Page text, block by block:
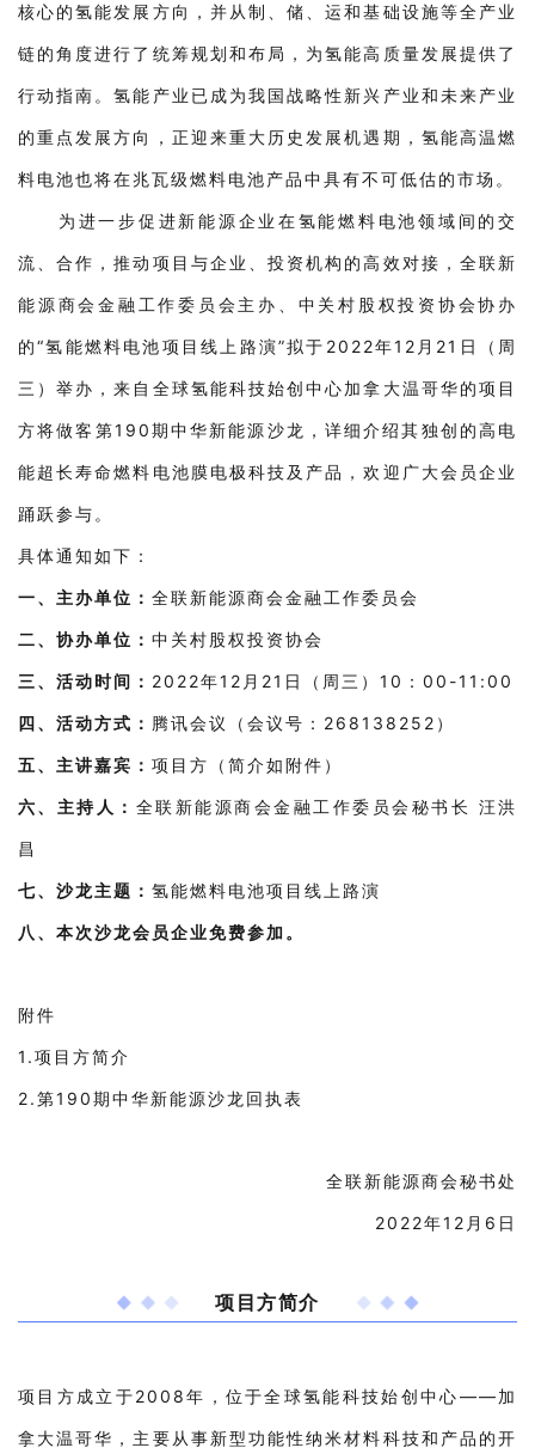
核心的氢能发展方向，并从制、储、运和基础设施等全产业
链的角度进行了统筹规划和布局，为氢能高质量发展提供了
行动指南。氢能产业已成为我国战略性新兴产业和未来产业
的重点发展方向，正迎来重大历史发展机遇期，氢能高温燃
料电池也将在兆瓦级燃料电池产品中具有不可低估的市场。
为进一步促进新能源企业在氢能燃料电池领域间的交
流、合作，推动项目与企业、投资机构的高效对接，全联新
能源商会金融工作委员会主办、中关村股权投资协会协办
的“氢能燃料电池项目线上路演”拟于2022年12月21日（周
三）举办，来自全球氢能科技始创中心加拿大温哥华的项目
方将做客第190期中华新能源沙龙，详细介绍其独创的高电
能超长寿命燃料电池膜电极科技及产品，欢迎广大会员企业
踊跃参与。
具体通知如下：
一、主办单位： 全联新能源商会金融工作委员会
二、协办单位： 中关村股权投资协会
三、活动时间： 2022年12月21日（周三）10：00-11:00
四、活动方式： 腾讯会议（会议号：268138252）
五、主讲嘉宾： 项目方（简介如附件）
六、主持人： 全联新能源商会金融工作委员会秘书长 汪洪
昌
七、沙龙主题： 氢能燃料电池项目线上路演
八、本次沙龙会员企业免费参加。
附件
1.项目方简介
2.第190期中华新能源沙龙回执表
全联新能源商会秘书处
2022年12月6日
项目方简介
项目方成立于2008年，位于全球氢能科技始创中心——加
拿大温哥华，主要从事新型功能性纳米材料科技和产品的开